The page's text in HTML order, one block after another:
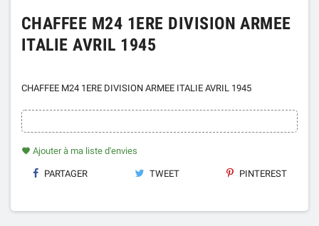
CHAFFEE M24 1ERE DIVISION ARMEE
ITALIE AVRIL 1945
CHAFFEE M24 1ERE DIVISION ARMEE ITALIE AVRIL 1945
favorite Ajouter à ma liste d'envies
PARTAGER TWEET PINTEREST